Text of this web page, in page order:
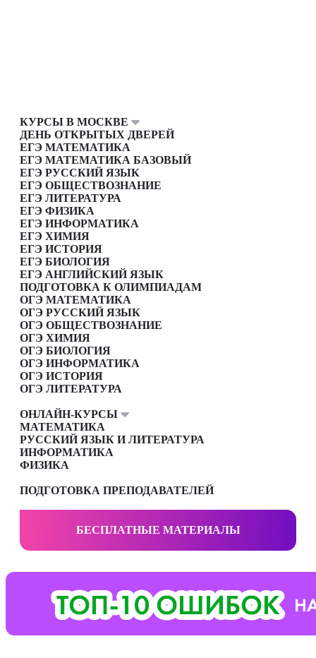
КУРСЫ В МОСКВЕ
ДЕНЬ ОТКРЫТЫХ ДВЕРЕЙ
ЕГЭ МАТЕМАТИКА
ЕГЭ МАТЕМАТИКА БАЗОВЫЙ
ЕГЭ РУССКИЙ ЯЗЫК
ЕГЭ ОБЩЕСТВОЗНАНИЕ
ЕГЭ ЛИТЕРАТУРА
ЕГЭ ФИЗИКА
ЕГЭ ИНФОРМАТИКА
ЕГЭ ХИМИЯ
ЕГЭ ИСТОРИЯ
ЕГЭ БИОЛОГИЯ
ЕГЭ АНГЛИЙСКИЙ ЯЗЫК
ПОДГОТОВКА К ОЛИМПИАДАМ
ОГЭ МАТЕМАТИКА
ОГЭ РУССКИЙ ЯЗЫК
ОГЭ ОБЩЕСТВОЗНАНИЕ
ОГЭ ХИМИЯ
ОГЭ БИОЛОГИЯ
ОГЭ ИНФОРМАТИКА
ОГЭ ИСТОРИЯ
ОГЭ ЛИТЕРАТУРА
ОНЛАЙН-КУРСЫ
МАТЕМАТИКА
РУССКИЙ ЯЗЫК И ЛИТЕРАТУРА
ИНФОРМАТИКА
ФИЗИКА
ПОДГОТОВКА ПРЕПОДАВАТЕЛЕЙ
БЕСПЛАТНЫЕ МАТЕРИАЛЫ